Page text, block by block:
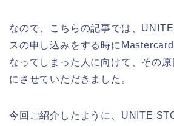
なので、こちらの記事では、
スの申し込みをする時に
なってしまった人に向けて、その
にさせていただきました。
今回ご紹介したように、UNITE